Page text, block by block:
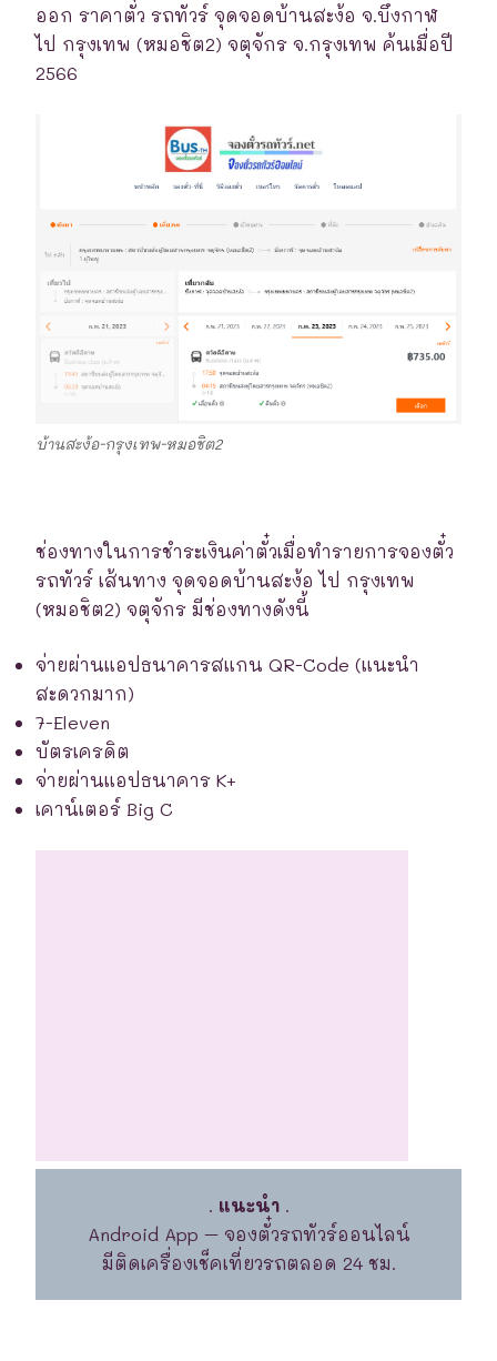
ออก ราคาตั๋ว รถทัวร์ จุดจอดบ้านสะง้อ จ.บึงกาฬ
ไป กรุงเทพ (หมอชิต2) จตุจักร จ.กรุงเทพ ค้นเมื่อปี
2566
บ้านสะง้อ-กรุงเทพ-หมอชิต2
ช่องทางในการชำระเงินค่าตั๋วเมื่อทำรายการจองตั๋ว
รถทัวร์ เส้นทาง จุดจอดบ้านสะง้อ ไป กรุงเทพ
(หมอชิต2) จตุจักร มีช่องทางดังนี้
จ่ายผ่านแอปธนาคารสแกน QR-Code (แนะนำ
สะดวกมาก)
7-Eleven
บัตรเครดิต
จ่ายผ่านแอปธนาคาร K+
เคาน์เตอร์ Big C
. แนะนำ.
Android App – จองตั๋วรถทัวร์ออนไลน์
มีติดเครื่องเช็คเที่ยวรถตลอด 24 ชม.